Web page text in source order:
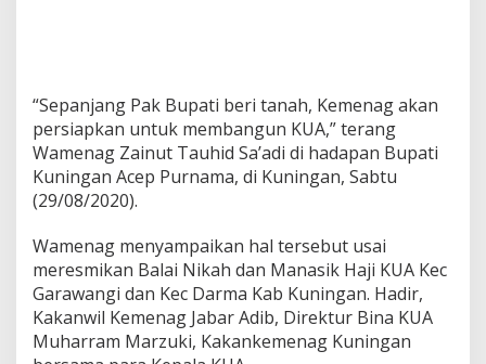
“Sepanjang Pak Bupati beri tanah, Kemenag akan
persiapkan untuk membangun KUA,” terang
Wamenag Zainut Tauhid Sa’adi di hadapan Bupati
Kuningan Acep Purnama, di Kuningan, Sabtu
(29/08/2020).
Wamenag menyampaikan hal tersebut usai
meresmikan Balai Nikah dan Manasik Haji KUA Kec
Garawangi dan Kec Darma Kab Kuningan. Hadir,
Kakanwil Kemenag Jabar Adib, Direktur Bina KUA
Muharram Marzuki, Kakankemenag Kuningan